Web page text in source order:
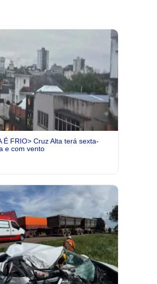
É FRIO> Cruz Alta terá sexta-
e com vento